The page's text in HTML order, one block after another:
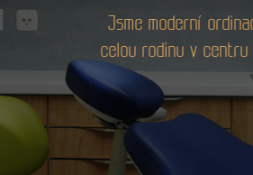
Jsme moderní
celou rodinu v centru